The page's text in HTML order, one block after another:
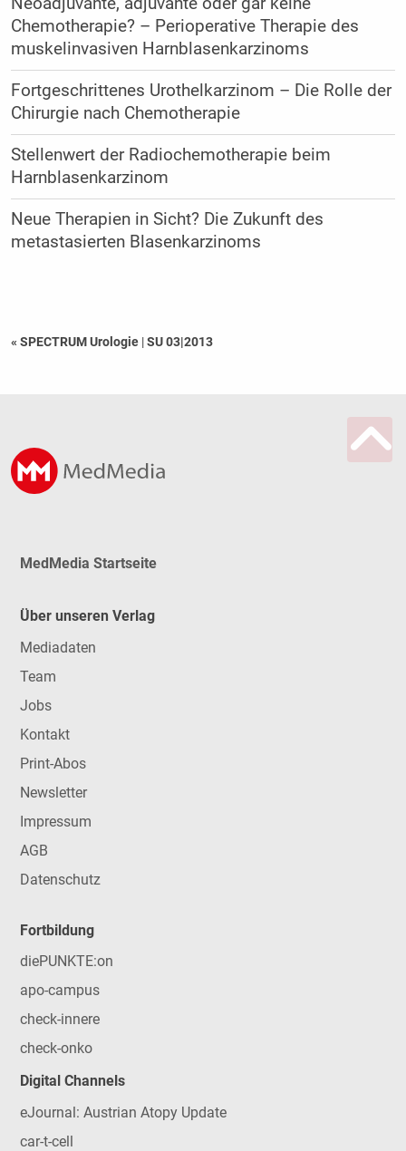
Chemotherapie? – Perioperative Therapie des
muskelinvasiven Harnblasenkarzinoms
Fortgeschrittenes Urothelkarzinom – Die Rolle der
Chirurgie nach Chemotherapie
Stellenwert der Radiochemotherapie beim
Harnblasenkarzinom
Neue Therapien in Sicht? Die Zukunft des
metastasierten Blasenkarzinoms
« SPECTRUM Urologie |SU 03|2013
MedMedia Startseite
Über unseren Verlag
Mediadaten
Team
Jobs
Kontakt
Print-Abos
Newsletter
Impressum
AGB
Datenschutz
Fortbildung
diePUNKTE:on
apo-campus
check-innere
check-onko
Digital Channels
eJournal: Austrian Atopy Update
car-t-cell